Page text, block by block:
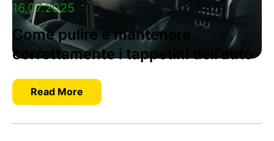
16.07.2025
Come pulire e mantenere
correttamente i tappetini dell'auto
Read More